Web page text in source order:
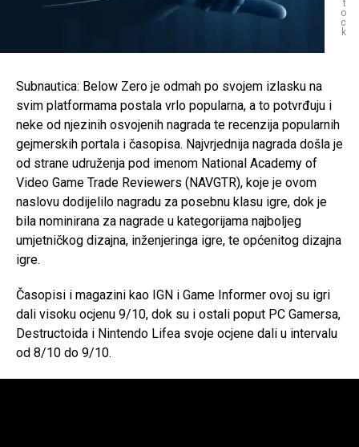
t
o
c
k
Subnautica: Below Zero je odmah po svojem izlasku na
svim platformama postala vrlo popularna, a to potvrđuju i
neke od njezinih osvojenih nagrada te recenzija popularnih
gejmerskih portala i časopisa. Najvrjednija nagrada došla je
od strane udruženja pod imenom National Academy of
Video Game Trade Reviewers (NAVGTR), koje je ovom
naslovu dodijelilo nagradu za posebnu klasu igre, dok je
bila nominirana za nagrade u kategorijama najboljeg
umjetničkog dizajna, inženjeringa igre, te općenitog dizajna
igre.
Časopisi i magazini kao IGN i Game Informer ovoj su igri
dali visoku ocjenu 9/10, dok su i ostali poput PC Gamersa,
Destructoida i Nintendo Lifea svoje ocjene dali u intervalu
od 8/10 do 9/10.